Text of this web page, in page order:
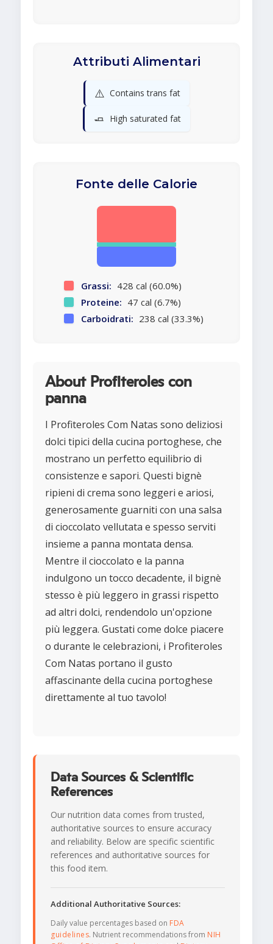
Attributi Alimentari
⚠️ Contains trans fat
🧈 High saturated fat
Fonte delle Calorie
Grassi: 428 cal (60.0%)
Proteine: 47 cal (6.7%)
Carboidrati: 238 cal (33.3%)
About Profiteroles con
panna
I Profiteroles Com Natas sono deliziosi
dolci tipici della cucina portoghese, che
mostrano un perfetto equilibrio di
consistenze e sapori. Questi bignè
ripieni di crema sono leggeri e ariosi,
generosamente guarniti con una salsa
di cioccolato vellutata e spesso serviti
insieme a panna montata densa.
Mentre il cioccolato e la panna
indulgono un tocco decadente, il bignè
stesso è più leggero in grassi rispetto
ad altri dolci, rendendolo un'opzione
più leggera. Gustati come dolce piacere
o durante le celebrazioni, i Profiteroles
Com Natas portano il gusto
affascinante della cucina portoghese
direttamente al tuo tavolo!
Data Sources & Scientific
References
Our nutrition data comes from trusted,
authoritative sources to ensure accuracy
and reliability. Below are specific scientific
references and authoritative sources for
this food item.
Additional Authoritative Sources:
Daily value percentages based on FDA
guidelines. Nutrient recommendations from NIH